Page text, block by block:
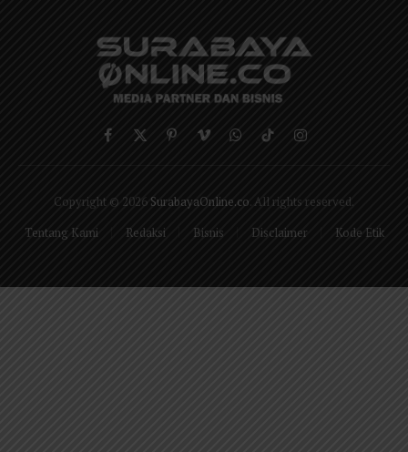
Facebook
X
PinterestVimeoWhatsApp
TikTokInstagram
Copyright © 2026 SurabayaOnline.co . All rights reserved.
Tentang Kami
Redaksi Bisnis Disclaimer Kode Etik